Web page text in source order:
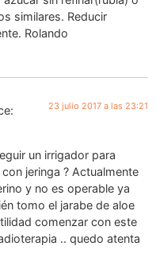
similares. Reducir
Rolando
23 julio 2017 a las 23:21
un irrigador para
jeringa ? Actualmente
y no es operable ya
tomo el jarabe de aloe
comenzar con este
.. quedo atenta